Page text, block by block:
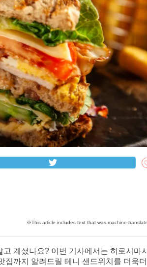
계셨나요? 이번 기사에서는 히로시마시
집까지 알려드릴 테니 샌드위치를 더욱더